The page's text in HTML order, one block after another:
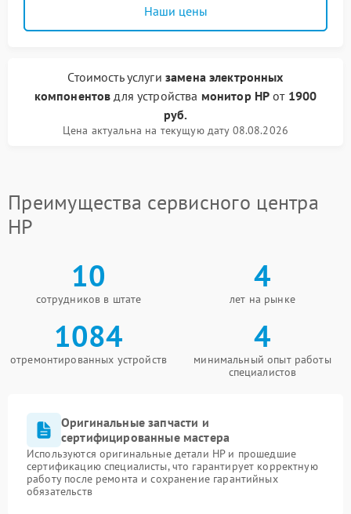
Наши цены
Стоимость услуги замена электронных
компонентов для устройства монитор HP от 1900
руб.
Цена актуальна на текущую дату 08.08.2026
Преимущества сервисного центра
HP
10
сотрудников в штате
4
лет на рынке
1084
отремонтированных устройств
4
минимальный опыт работы
специалистов
Оригинальные запчасти и
сертифицированные мастера
Используются оригинальные детали HP и прошедшие
сертификацию специалисты, что гарантирует корректную
работу после ремонта и сохранение гарантийных
обязательств